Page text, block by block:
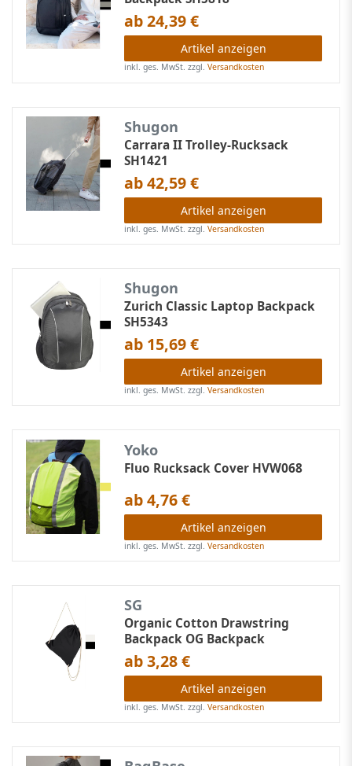
ab 24,39 €
Artikel anzeigen
inkl. ges. MwSt. zzgl.Versandkosten
Shugon
Carrara II Trolley-Rucksack
SH1421
ab 42,59 €
Artikel anzeigen
inkl. ges. MwSt. zzgl.Versandkosten
Shugon
Zurich Classic Laptop Backpack
SH5343
ab 15,69 €
Artikel anzeigen
inkl. ges. MwSt. zzgl.Versandkosten
Yoko
Fluo Rucksack Cover HVW068
ab 4,76 €
Artikel anzeigen
inkl. ges. MwSt. zzgl.Versandkosten
SG
Organic Cotton Drawstring
Backpack OG Backpack
ab 3,28 €
Artikel anzeigen
inkl. ges. MwSt. zzgl.Versandkosten